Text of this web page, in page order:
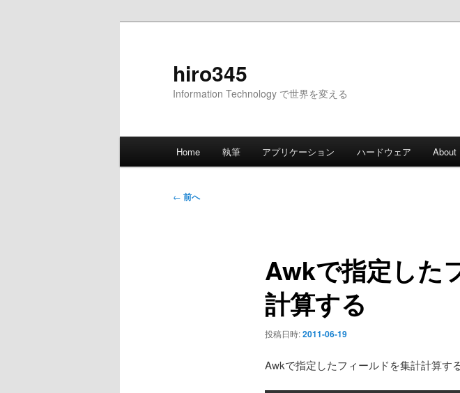
hiro345
Information Technology で世界を変える
Home 執筆 アプリケーション ハードウェア About
投
← 前へ
Awkで指定した
計算する
投稿日時:2011-06-19
Awkで指定したフィールドを集計計算す